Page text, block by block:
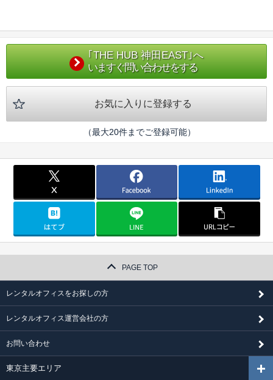
｢THE HUB 神田EAST｣へ
いますぐ問い合わせをする
お気に入りに登録する
（最大20件までご登録可能）
PAGE TOP
レンタルオフィスをお探しの方
レンタルオフィス運営会社の方
お問い合わせ
東京主要エリア